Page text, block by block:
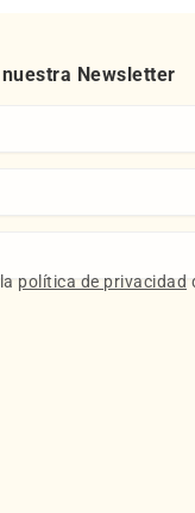
Newsletter
política de privacidad